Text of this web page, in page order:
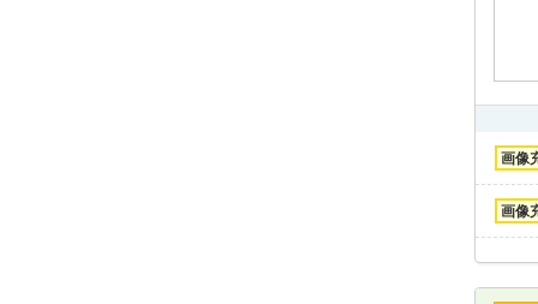
画像
画像